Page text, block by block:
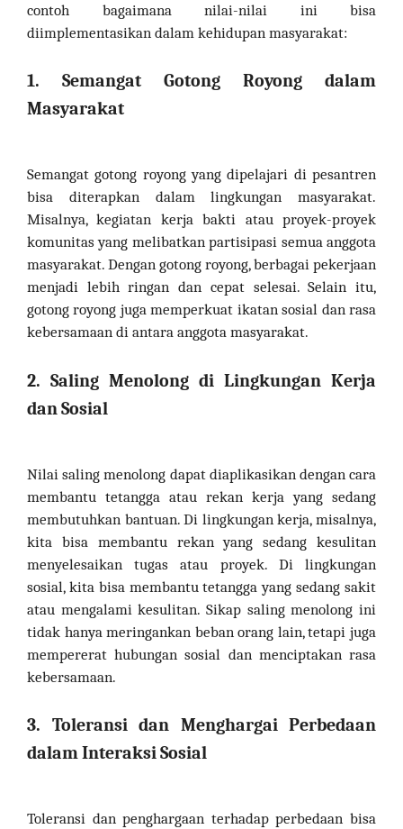
contoh bagaimana nilai-nilai ini bisa
diimplementasikan dalam kehidupan masyarakat:
1. Semangat Gotong Royong dalam
Masyarakat
Semangat gotong royong yang dipelajari di pesantren
bisa diterapkan dalam lingkungan masyarakat.
Misalnya, kegiatan kerja bakti atau proyek-proyek
komunitas yang melibatkan partisipasi semua anggota
masyarakat. Dengan gotong royong, berbagai pekerjaan
menjadi lebih ringan dan cepat selesai. Selain itu,
gotong royong juga memperkuat ikatan sosial dan rasa
kebersamaan di antara anggota masyarakat.
2. Saling Menolong di Lingkungan Kerja
dan Sosial
Nilai saling menolong dapat diaplikasikan dengan cara
membantu tetangga atau rekan kerja yang sedang
membutuhkan bantuan. Di lingkungan kerja, misalnya,
kita bisa membantu rekan yang sedang kesulitan
menyelesaikan tugas atau proyek. Di lingkungan
sosial, kita bisa membantu tetangga yang sedang sakit
atau mengalami kesulitan. Sikap saling menolong ini
tidak hanya meringankan beban orang lain, tetapi juga
mempererat hubungan sosial dan menciptakan rasa
kebersamaan.
3. Toleransi dan Menghargai Perbedaan
dalam Interaksi Sosial
Toleransi dan penghargaan terhadap perbedaan bisa